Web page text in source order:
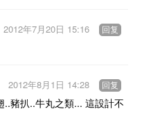
2012年7月20日 15:16 回复
豬扒..牛丸之類... 這設計不
2012年8月1日 14:28 回复